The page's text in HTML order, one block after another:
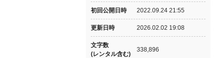
初回公開日時 2022.09.24 21:55
更新日時 2026.02.02 19:08
文字数
(レンタル含む)
338,896